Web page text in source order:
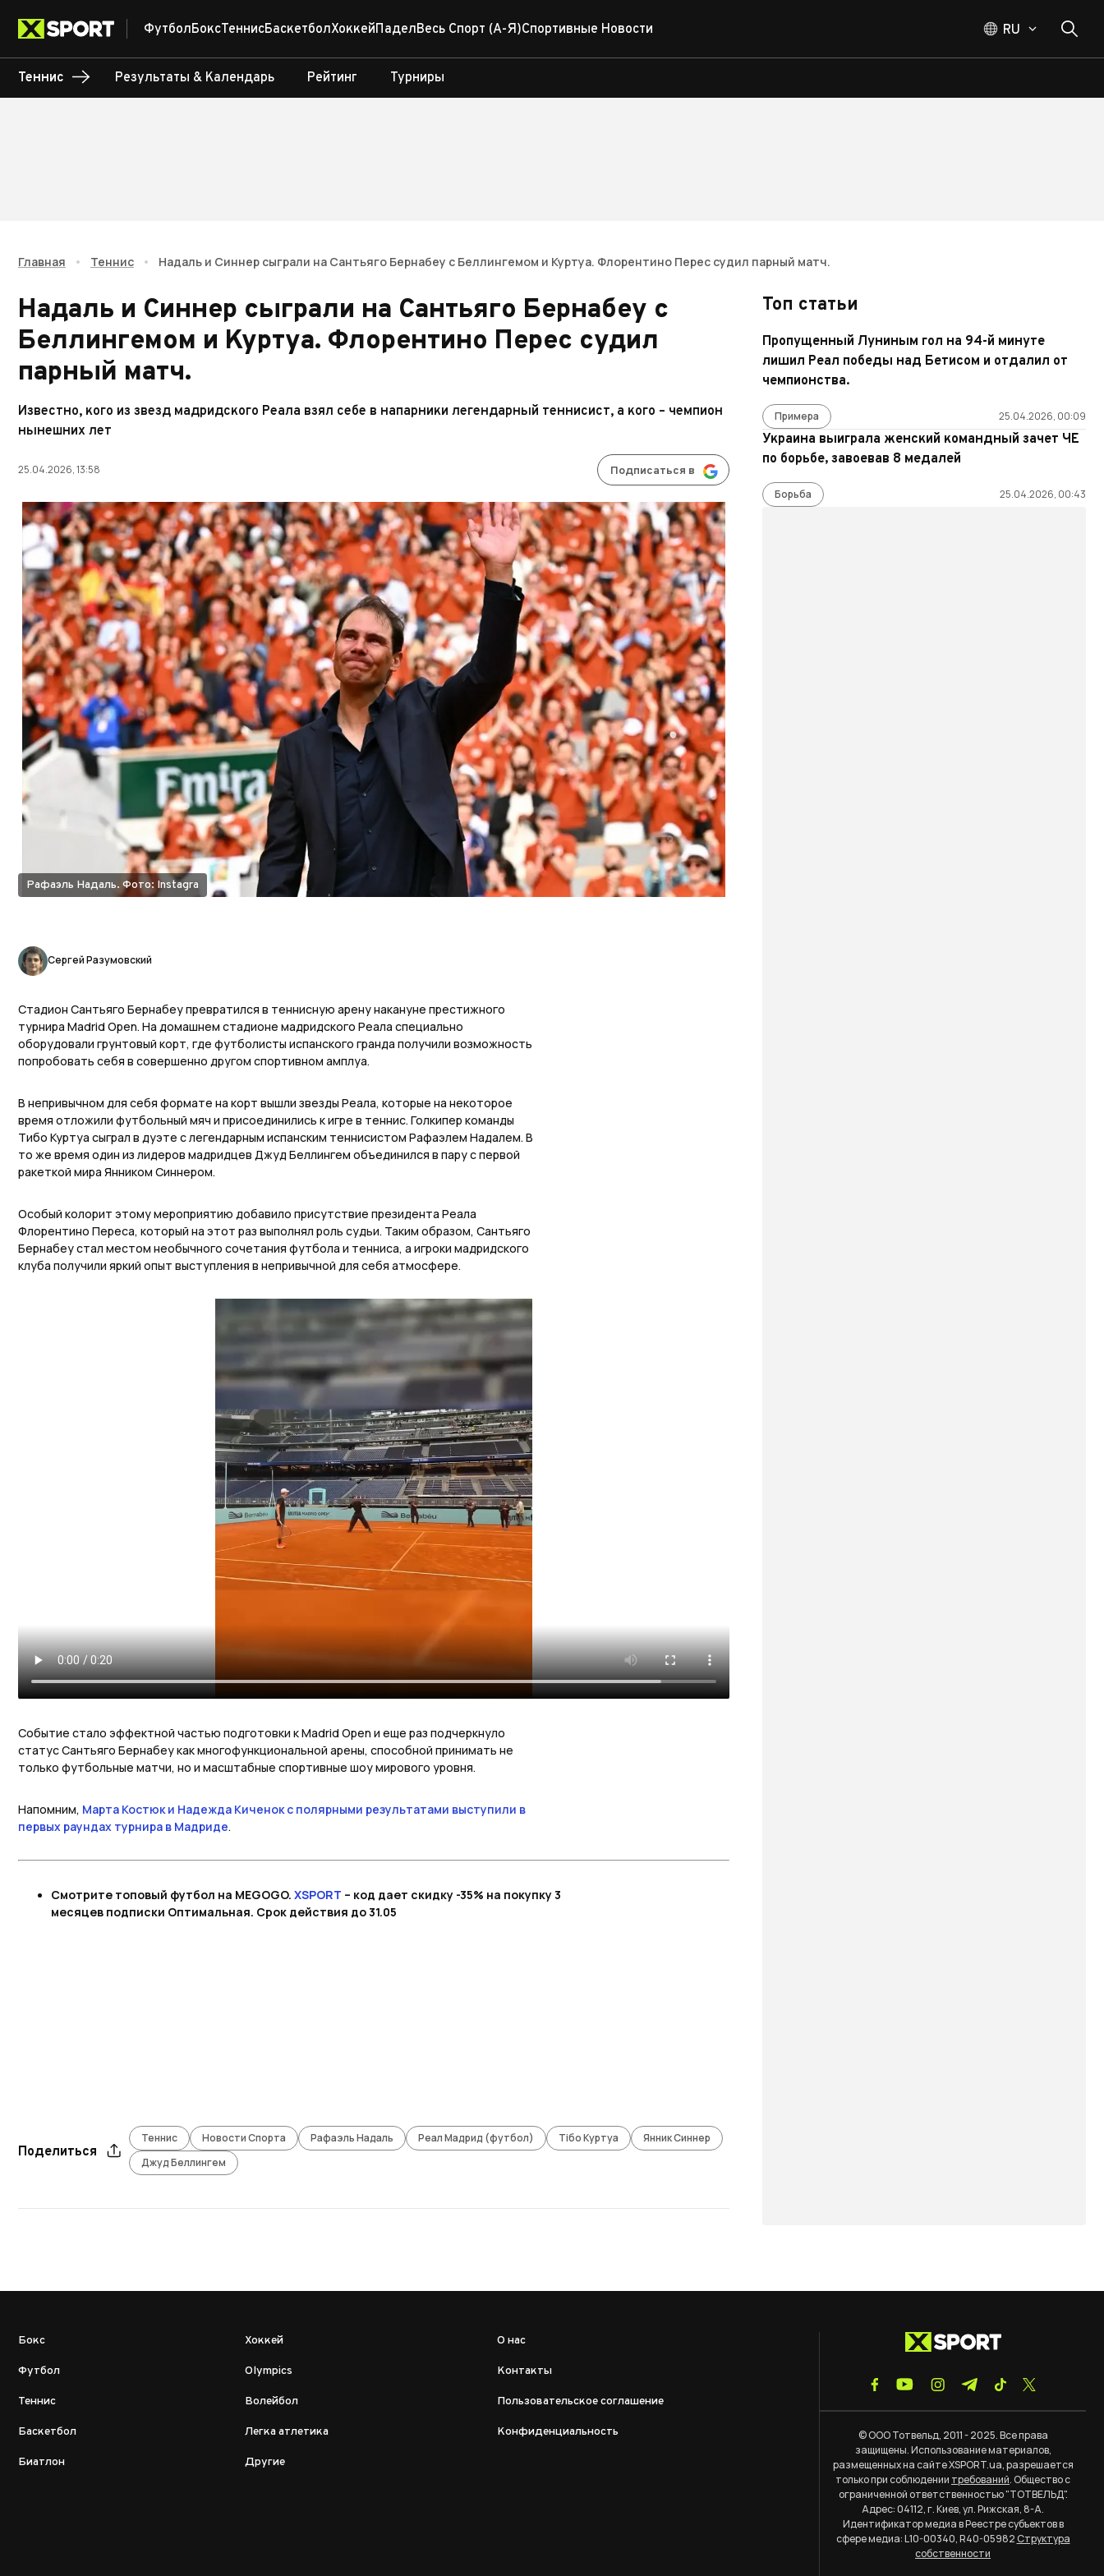
ФутболБоксТеннисБаскетболХоккейПаделВесь Спорт (А-Я)Спортивные Новости RU
Теннис Результаты & Календарь Рейтинг Турниры
Главная • Теннис • Надаль и Синнер сыграли на Сантьяго Бернабеу с Беллингемом и Куртуа. Флорентино Перес судил парный матч.
Надаль и Синнер сыграли на Сантьяго Бернабеу с
Беллингемом и Куртуа. Флорентино Перес судил
парный матч.
Известно, кого из звезд мадридского Реала взял себе в напарники легендарный теннисист, а кого – чемпион
нынешних лет
25.04.2026, 13:58 Подписаться в
Рафаэль Надаль. Фото: Instagra
Сергей Разумовский
Стадион Сантьяго Бернабеу превратился в теннисную арену накануне престижного
турнира Madrid Open. На домашнем стадионе мадридского Реала специально
оборудовали грунтовый корт, где футболисты испанского гранда получили возможность
попробовать себя в совершенно другом спортивном амплуа.
В непривычном для себя формате на корт вышли звезды Реала, которые на некоторое
время отложили футбольный мяч и присоединились к игре в теннис. Голкипер команды
Тибо Куртуа сыграл в дуэте с легендарным испанским теннисистом Рафаэлем Надалем. В
то же время один из лидеров мадридцев Джуд Беллингем объединился в пару с первой
ракеткой мира Янником Синнером.
Особый колорит этому мероприятию добавило присутствие президента Реала
Флорентино Переса, который на этот раз выполнял роль судьи. Таким образом, Сантьяго
Бернабеу стал местом необычного сочетания футбола и тенниса, а игроки мадридского
клуба получили яркий опыт выступления в непривычной для себя атмосфере.
Событие стало эффектной частью подготовки к Madrid Open и еще раз подчеркнуло
статус Сантьяго Бернабеу как многофункциональной арены, способной принимать не
только футбольные матчи, но и масштабные спортивные шоу мирового уровня.
Напомним, Марта Костюк и Надежда Киченок с полярными результатами выступили в
первых раундах турнира в Мадриде.
Смотрите топовый футбол на MEGOGO. XSPORT – код дает скидку -35% на покупку 3
месяцев подписки Оптимальная. Срок действия до 31.05
Поделиться
Теннис Новости Спорта Рафаэль Надаль Реал Мадрид (футбол) Тібо Куртуа
Янник Синнер
Джуд Беллингем
Топ статьи
Пропущенный Луниным гол на 94-й минуте
лишил Реал победы над Бетисом и отдалил от
чемпионства.
Примера 25.04.2026, 00:09
Украина выиграла женский командный зачет ЧЕ
по борьбе, завоевав 8 медалей
Борьба 25.04.2026, 00:43
Бокс
Футбол
Теннис
Баскетбол
Биатлон
Хоккей
Olympics
Волейбол
Легка атлетика
Другие
О нас
Контакты
Пользовательское соглашение
Конфиденциальность
© ООО Тотвельд, 2011 - 2025. Все права
защищены. Использование материалов,
размещенных на сайте XSPORT.ua, разрешается
только при соблюдении требований. Общество с
ограниченной ответственностью "ТОТВЕЛЬД".
Адрес: 04112, г. Киев, ул. Рижская, 8-А.
Идентификатор медиа в Реестре субъектов в
сфере медиа: L10-00340, R40-05982Структура
собственности